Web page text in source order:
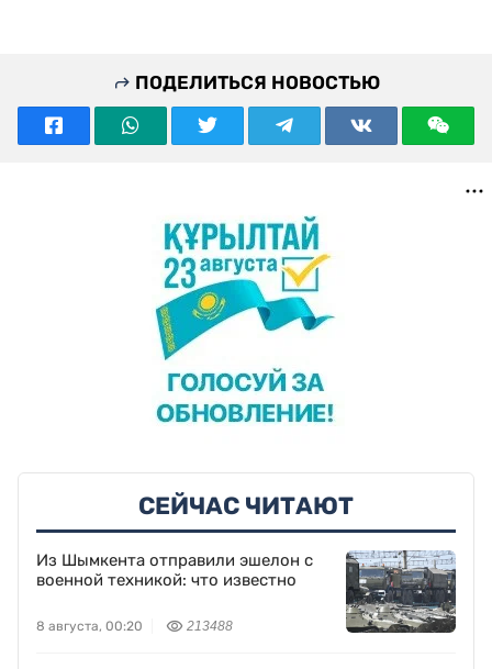
ПОДЕЛИТЬСЯ НОВОСТЬЮ
СЕЙЧАС ЧИТАЮТ
Из Шымкента отправили эшелон с
военной техникой: что известно
8 августа, 00:20 213488